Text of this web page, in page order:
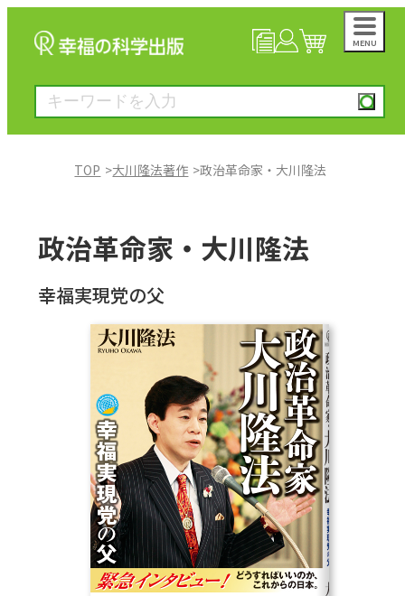
MENU
絵本
CD
DVD・ブルーレイ
雑貨
TOP 大川隆法著作 政治革命家・大川隆法
政治革命家・大川隆法
幸福実現党の父